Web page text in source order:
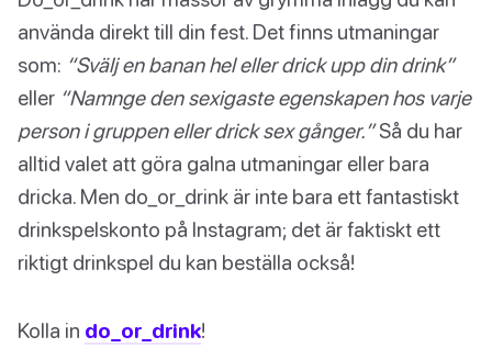
använda direkt till din fest. Det finns utmaningar
som: “Svälj en banan hel eller drick upp din drink”
eller “Namnge den sexigaste egenskapen hos varje
person i gruppen eller drick sex gånger.”Så du har
alltid valet att göra galna utmaningar eller bara
dricka. Men do_or_drink är inte bara ett fantastiskt
drinkspelskonto på Instagram; det är faktiskt ett
riktigt drinkspel du kan beställa också!
Kolla in do_or_drink!